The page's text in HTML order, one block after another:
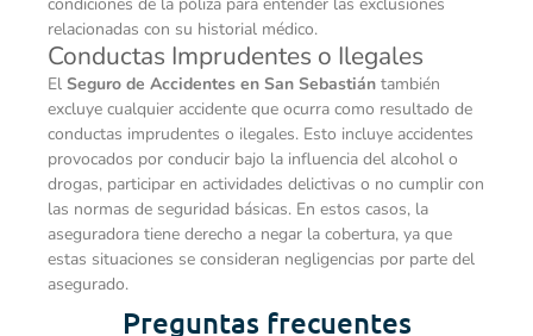
relacionadas con su historial médico.
Conductas Imprudentes o Ilegales
El Seguro de Accidentes en San Sebastián también
excluye cualquier accidente que ocurra como resultado de
conductas imprudentes o ilegales. Esto incluye accidentes
provocados por conducir bajo la influencia del alcohol o
drogas, participar en actividades delictivas o no cumplir con
las normas de seguridad básicas. En estos casos, la
aseguradora tiene derecho a negar la cobertura, ya que
estas situaciones se consideran negligencias por parte del
asegurado.
Preguntas frecuentes